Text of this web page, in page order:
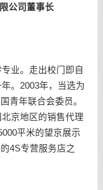
公司董事长
业。走出校门即自
。2003年，当选为
青年联合会委员。
京地区的销售代理
平米的望京展示
4S专营服务店之